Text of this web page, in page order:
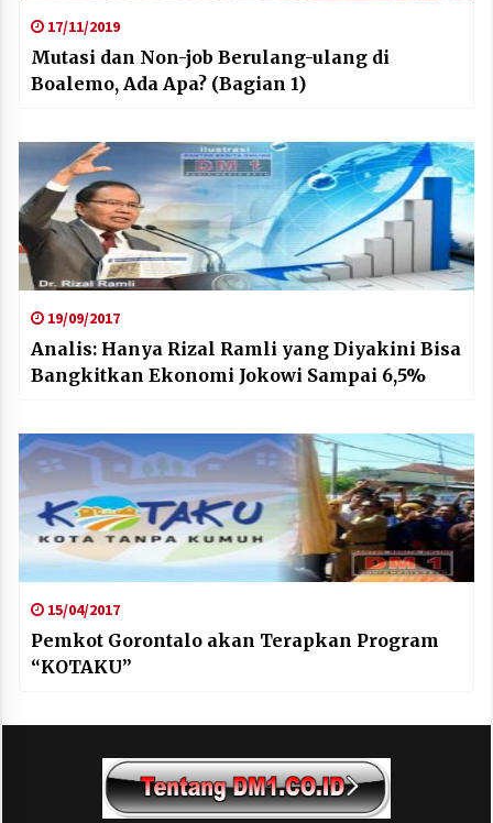
17/11/2019
Mutasi dan Non-job Berulang-ulang di
Boalemo, Ada Apa? (Bagian 1)
19/09/2017
Analis: Hanya Rizal Ramli yang Diyakini Bisa
Bangkitkan Ekonomi Jokowi Sampai 6,5%
15/04/2017
Pemkot Gorontalo akan Terapkan Program
“KOTAKU”